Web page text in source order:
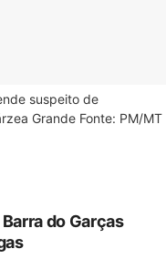
suspeito de
Grande Fonte: PM/MT
do Garças